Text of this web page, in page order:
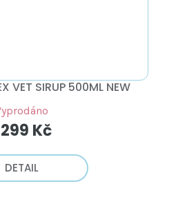
VET SIRUP 500ML NEW
299 Kč
DETAIL